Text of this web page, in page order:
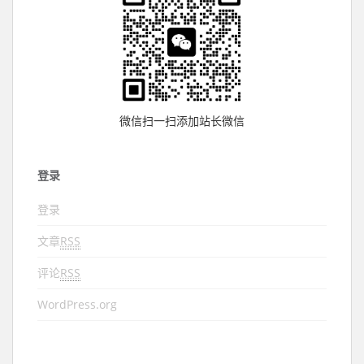
微信扫一扫添加站长微信
登录
登录
文章RSS
评论RSS
WordPress.org